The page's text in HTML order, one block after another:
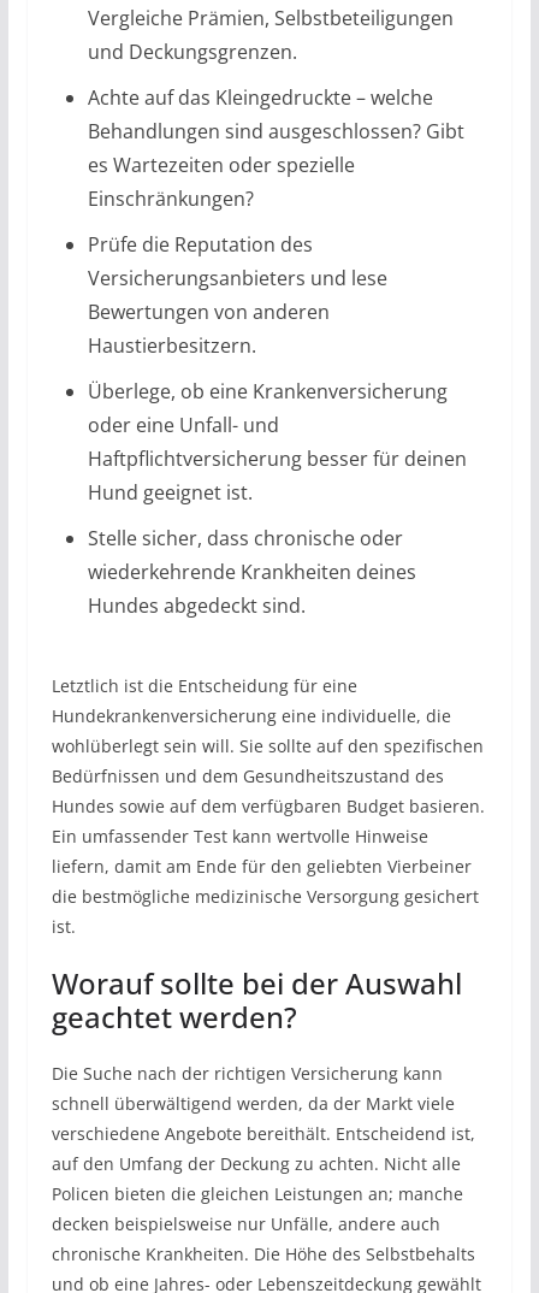
Vergleiche Prämien, Selbstbeteiligungen
und Deckungsgrenzen.
Achte auf das Kleingedruckte – welche
Behandlungen sind ausgeschlossen? Gibt
es Wartezeiten oder spezielle
Einschränkungen?
Prüfe die Reputation des
Versicherungsanbieters und lese
Bewertungen von anderen
Haustierbesitzern.
Überlege, ob eine Krankenversicherung
oder eine Unfall- und
Haftpflichtversicherung besser für deinen
Hund geeignet ist.
Stelle sicher, dass chronische oder
wiederkehrende Krankheiten deines
Hundes abgedeckt sind.
Letztlich ist die Entscheidung für eine
Hundekrankenversicherung eine individuelle, die
wohlüberlegt sein will. Sie sollte auf den spezifischen
Bedürfnissen und dem Gesundheitszustand des
Hundes sowie auf dem verfügbaren Budget basieren.
Ein umfassender Test kann wertvolle Hinweise
liefern, damit am Ende für den geliebten Vierbeiner
die bestmögliche medizinische Versorgung gesichert
ist.
Worauf sollte bei der Auswahl
geachtet werden?
Die Suche nach der richtigen Versicherung kann
schnell überwältigend werden, da der Markt viele
verschiedene Angebote bereithält. Entscheidend ist,
auf den Umfang der Deckung zu achten. Nicht alle
Policen bieten die gleichen Leistungen an; manche
decken beispielsweise nur Unfälle, andere auch
chronische Krankheiten. Die Höhe des Selbstbehalts
und ob eine Jahres- oder Lebenszeitdeckung gewählt